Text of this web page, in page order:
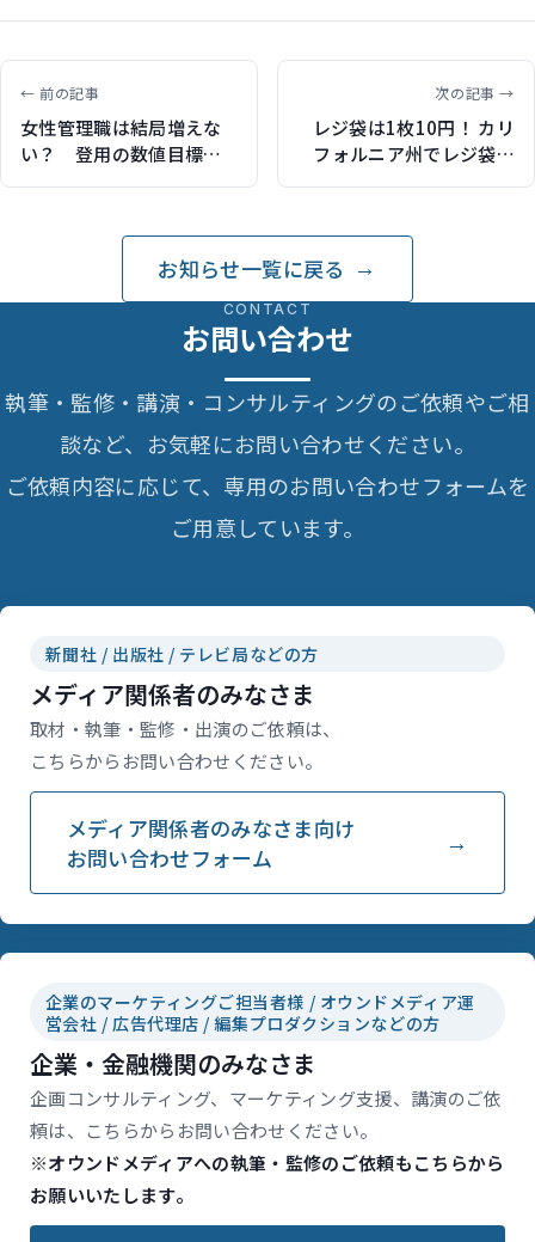
← 前の記事
女性管理職は結局増えな
い？ 登用の数値目標が
次の記事 →
レジ袋は1枚10円！ カリ
フォルニア州でレジ袋が
お知らせ一覧に戻る
CONTACT
お問い合わせ
執筆・監修・講演・コンサルティングのご依頼やご相
談など、お気軽にお問い合わせください。
ご依頼内容に応じて、専用のお問い合わせフォームを
ご用意しています。
新聞社 / 出版社 / テレビ局などの方
メディア関係者のみなさま
取材・執筆・監修・出演のご依頼は、
こちらからお問い合わせください。
メディア関係者のみなさま向け
お問い合わせフォーム
企業のマーケティングご担当者様 / オウンドメディア運
営会社 / 広告代理店 / 編集プロダクションなどの方
企業・金融機関のみなさま
企画コンサルティング、マーケティング支援、講演のご依
頼は、こちらからお問い合わせください。
※オウンドメディアへの執筆・監修のご依頼もこちらから
お願いいたします。